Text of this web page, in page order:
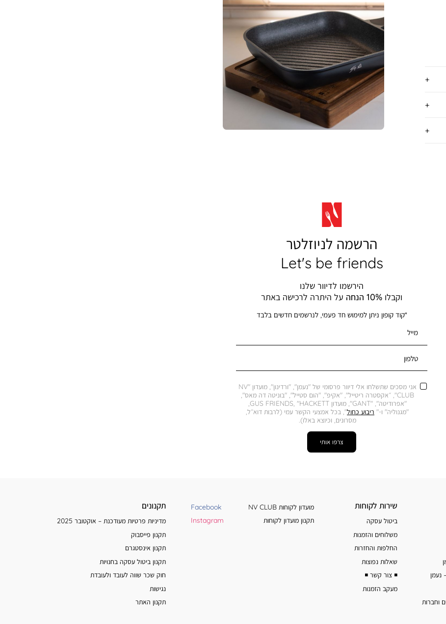
הרשמה לניוזלטר
Let's be friends
הירשמו לדיוור שלנו
וקבלו 10% הנחה על היתרה לרכישה באתר
*קוד קופון ניתן למימוש חד פעמי, לנרשמים חדשים בלבד
מייל
טלפון
אני מסכים שתשלחו אלי דיוור פרסומי של "נעמן", "ורדינון", מועדון "NV
CLUB", ״אקסטרה ריטייל", "אקיפ", "הום סטייל", "בוניטה דה מאס",
"מגנוליה" ו-" ריבוע כחול", בכל אמצעי הקשר עמי (לרבות דוא״ל,
מסרונים, וכיוצא באלו).
צרפו אותי
וחברות
שירות
שירות לקוחות
ביטול עסקה
משלוחים והזמנות
החלפות והחזרות
שאלות נפוצות
◾️ צור קשר ◾️
מעקב הזמנות
מידע
נוסף
מועדון לקוחות NV CLUB
תקנון מועדון לקוחות
Facebook
Instagram
תקנונים
מדיניות פרטיות מעודכנת – אוקטובר 2025
תקנון פייסבוק
תקנון אינסטגרם
תקנון ביטול עסקה בחנויות
חוק שכר שווה לעובד ולעובדת
נגישות
תקנון האתר